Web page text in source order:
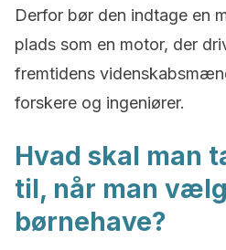
Derfor bør den indtage en
plads som en motor, der
fremtidens
forskere og ingeniører.
Hvad skal man
til, når man
børnehave?